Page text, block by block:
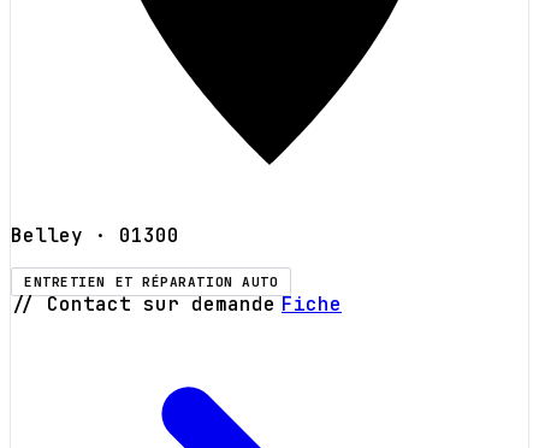
Belley · 01300
ENTRETIEN ET RÉPARATION AUTO
// Contact sur demande Fiche